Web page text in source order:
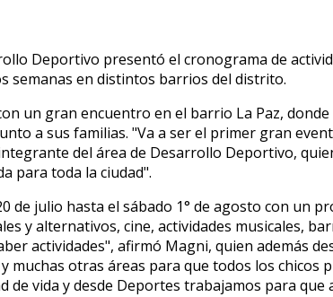
Deportivo presentó el cronograma de
semanas en distintos barrios del distrito.
un gran encuentro en el barrio La Paz,
a sus familias. "Va a ser el primer gran
del área de Desarrollo Deportivo,
para toda la ciudad".
de julio hasta el sábado 1° de agosto con un
y alternativos, cine, actividades musicales,
actividades", afirmó Magni, quien además
muchas otras áreas para que todos los
vida y desde Deportes trabajamos para que